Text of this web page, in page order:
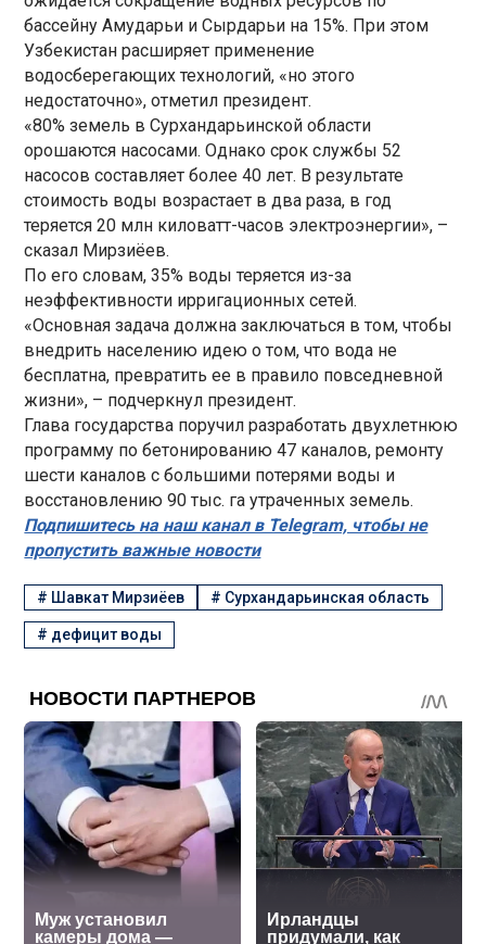
бассейну Амударьи и Сырдарьи на 15%. При этом
Узбекистан расширяет применение
водосберегающих технологий, «но этого
недостаточно», отметил президент.
«80% земель в Сурхандарьинской области
орошаются насосами. Однако срок службы 52
насосов составляет более 40 лет. В результате
стоимость воды возрастает в два раза, в год
теряется 20 млн киловатт-часов электроэнергии», –
сказал Мирзиёев.
По его словам, 35% воды теряется из-за
неэффективности ирригационных сетей.
«Основная задача должна заключаться в том, чтобы
внедрить населению идею о том, что вода не
бесплатна, превратить ее в правило повседневной
жизни», – подчеркнул президент.
Глава государства поручил разработать двухлетнюю
программу по бетонированию 47 каналов, ремонту
шести каналов с большими потерями воды и
восстановлению 90 тыс. га утраченных земель.
Подпишитесь на наш канал в Telegram, чтобы не
пропустить важные новости
# Шавкат Мирзиёев # Сурхандарьинская область
# дефицит воды